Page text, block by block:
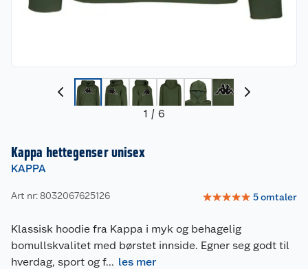
1 / 6
Kappa hettegenser unisex
KAPPA
Art nr: 8032067625126 ☆☆☆☆☆ 5omtaler
Klassisk hoodie fra Kappa i myk og behagelig
bomullskvalitet med børstet innside. Egner seg godt til
hverdag, sport og f... les mer